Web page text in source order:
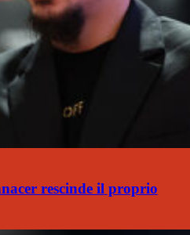
rescinde il proprio